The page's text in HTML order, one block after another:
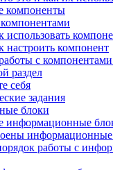
компоненты
компонентами
использовать
настроить компонент
с
раздел
себя
задания
блоки
информационные
работы с